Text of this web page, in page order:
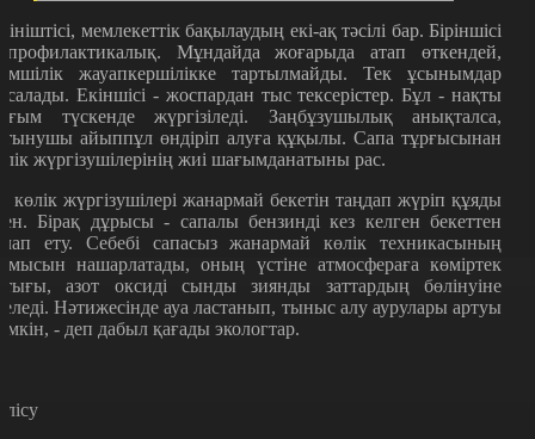
мемлекеттік бақылаудың екі-ақ тәсілі бар. Біріншісі
Мұндайда жоғарыда атап өткендей,
жауапкершілікке тартылмайды. Тек ұсынымдар
Екіншісі - жоспардан тыс тексерістер. Бұл - нақты
түскенде жүргізіледі. Заңбұзушылық анықталса,
айыппұл өндіріп алуға құқылы. Сапа тұрғысынан
жүргізушілерінің жиі шағымданатыны рас.
көлік жүргізушілері жанармай бекетін таңдап жүріп құяды
Бірақ дұрысы - сапалы бензинді кез келген бекеттен
ету. Себебі сапасыз жанармай көлік техникасының
нашарлатады, оның үстіне атмосфераға көміртек
азот оксиді сынды зиянды заттардың бөлінуіне
Нәтижесінде ауа ластанып, тыныс алу аурулары артуы
- деп дабыл қағады экологтар.